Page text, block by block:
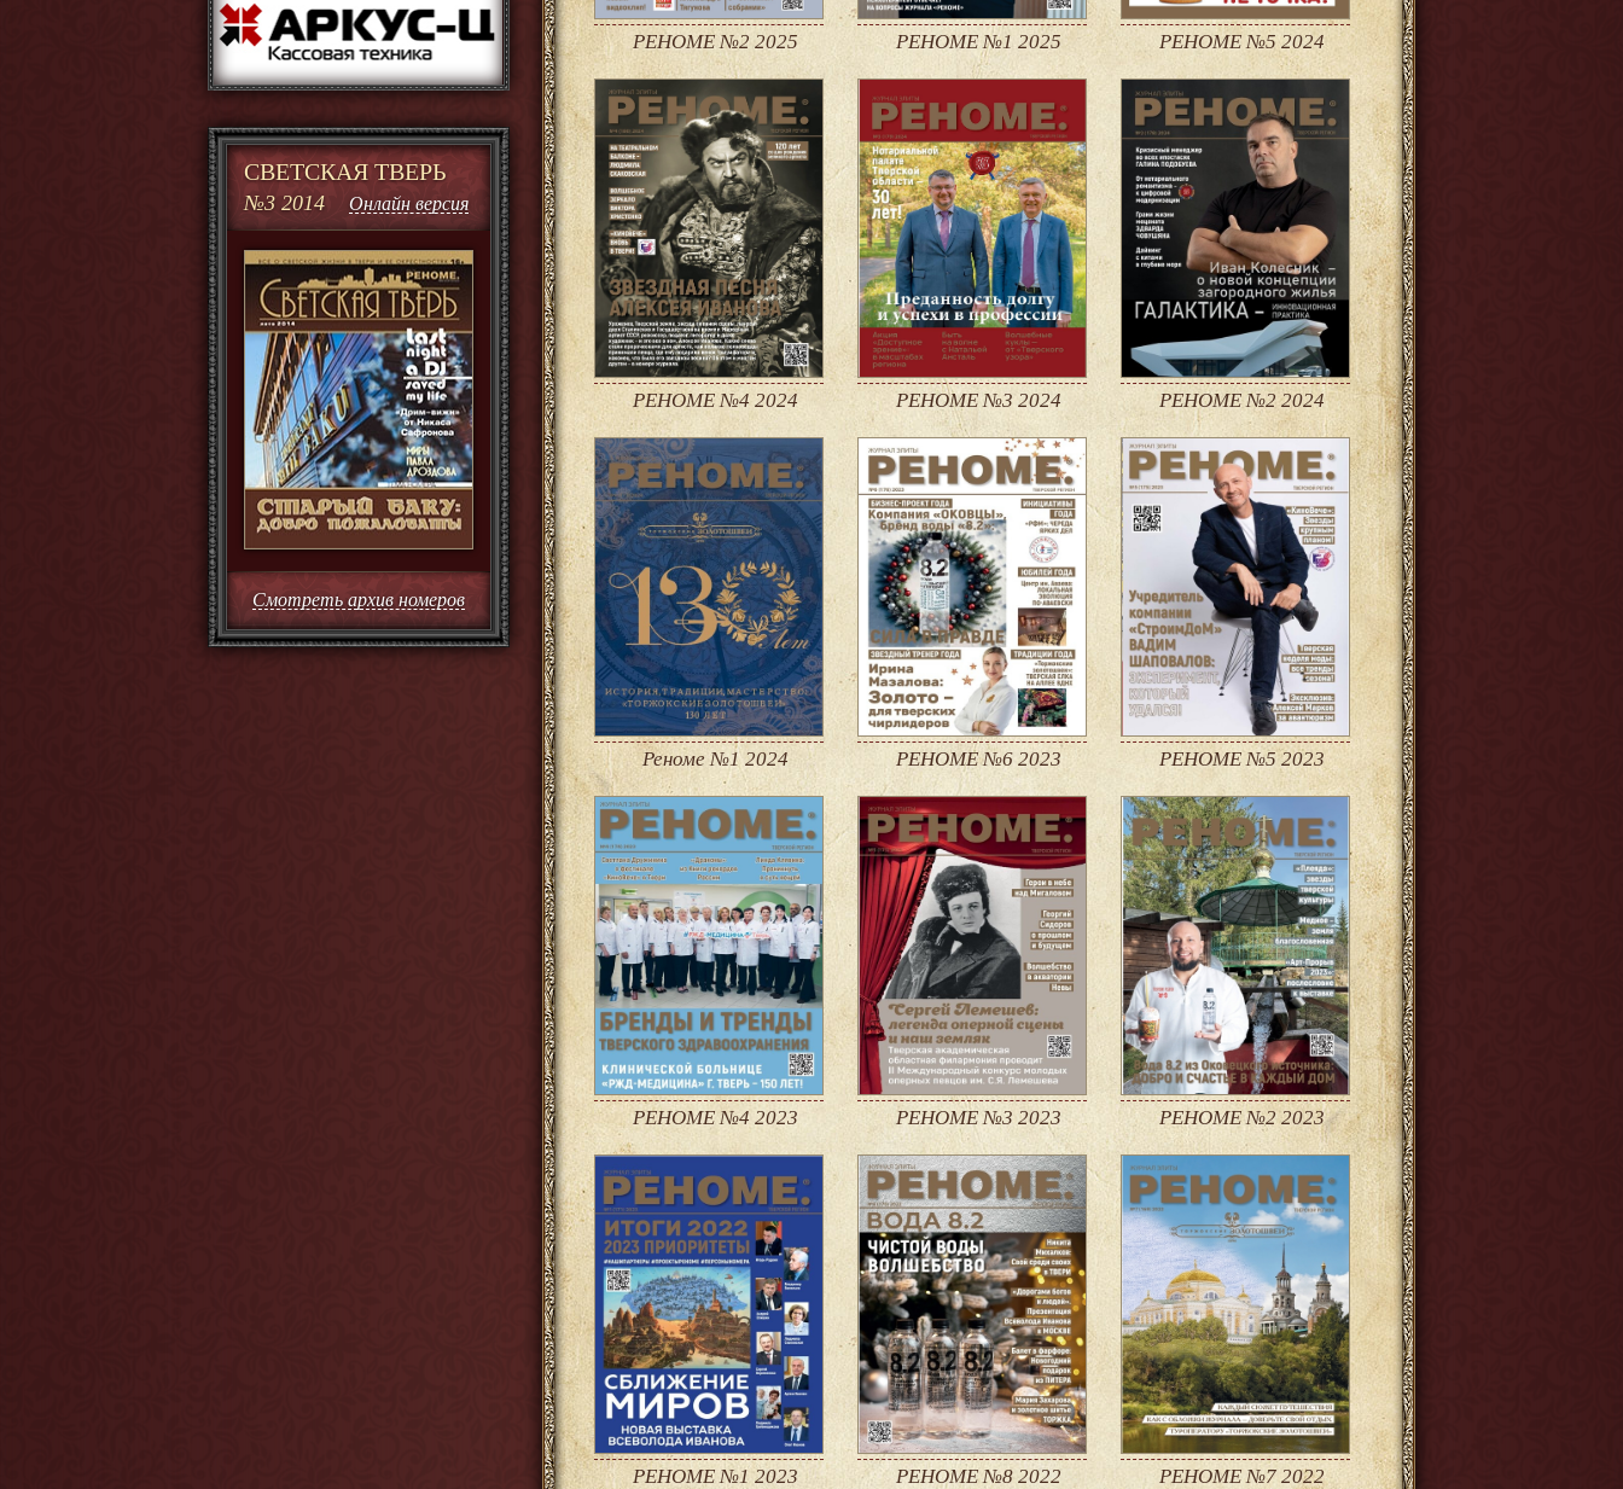
СВЕТСКАЯ ТВЕРЬ
№3 2014 Онлайн версия
Смотреть архив номеров
РЕНОМЕ №2 2025 РЕНОМЕ №1 2025 РЕНОМЕ №5 2024
РЕНОМЕ №4 2024 РЕНОМЕ №3 2024 РЕНОМЕ №2 2024
Реноме №1 2024 РЕНОМЕ №6 2023 РЕНОМЕ №5 2023
РЕНОМЕ №4 2023 РЕНОМЕ №3 2023 РЕНОМЕ №2 2023
РЕНОМЕ №1 2023 РЕНОМЕ №8 2022 РЕНОМЕ №7 2022